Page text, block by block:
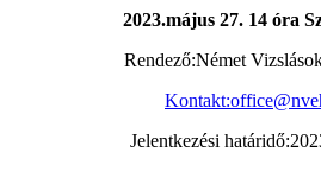
2023.május 27. 14 óra
Rendező:Német
Jelentkezési